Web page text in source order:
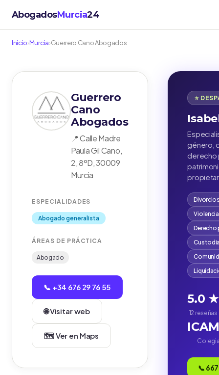
AbogadosMurcia24
Inicio›Murcia›Guerrero Cano Abogados
Guerrero
Cano
Abogados
📍 Calle Madre
Paula Gil Cano,
2, 8ºD, 30009
Murcia
ESPECIALIDADES
Abogado generalista
ÁREAS DE PRÁCTICA
Abogado
📞 +34 676 29 76 55
🌐 Visitar web
🗺️ Ver en Maps
⭐
género,
derecho
Derecho
5.0 ★
12 reseñas
📞